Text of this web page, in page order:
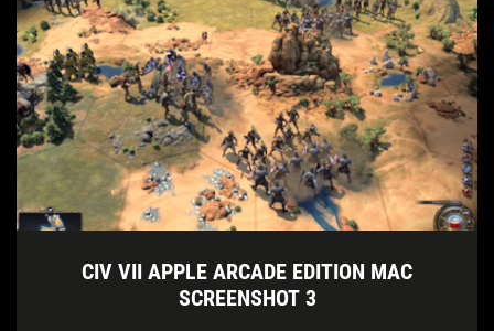
CIV VII APPLE ARCADE EDITION MAC
SCREENSHOT 3